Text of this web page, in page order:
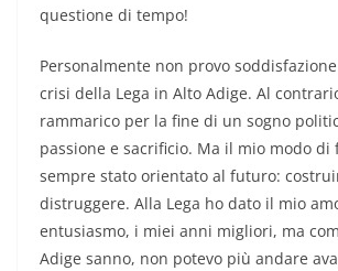
questione di tempo!
Personalmente non provo
crisi della Lega in Alto Adige. Al
rammarico per la fine di un sogno
passione e sacrificio. Ma il mio modo di
sempre stato orientato al futuro:
distruggere. Alla Lega ho dato il mio
entusiasmo, i miei anni migliori, ma
Adige sanno, non potevo più andare